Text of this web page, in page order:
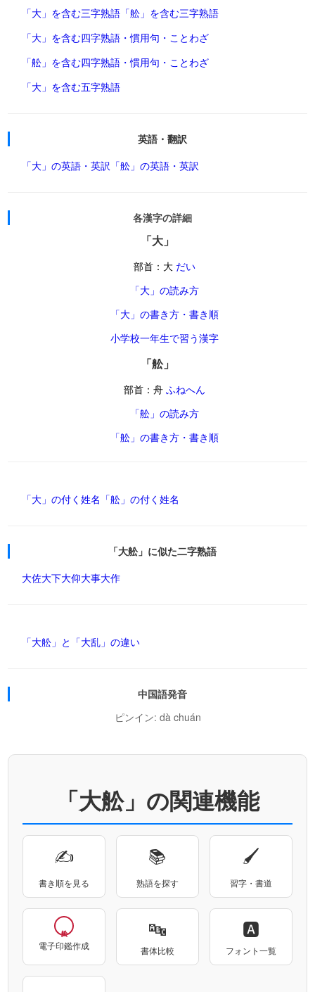
「大」を含む三字熟語 「舩」を含む三字熟語
「大」を含む四字熟語・慣用句・ことわざ
「舩」を含む四字熟語・慣用句・ことわざ
「大」を含む五字熟語
英語・翻訳
「大」の英語・英訳 「舩」の英語・英訳
各漢字の詳細
「大」
部首：大 だい
「大」の読み方
「大」の書き方・書き順
小学校一年生で習う漢字
「舩」
部首：舟 ふねへん
「舩」の読み方
「舩」の書き方・書き順
「大」の付く姓名 「舩」の付く姓名
「大舩」に似た二字熟語
大佐大下大仰大事大作
「大舩」と「大乱」の違い
中国語発音
ピンイン: dà chuán
「大舩」の関連機能
✍
書き順を見る
📚
熟語を探す
🖌
習字・書道
電子印鑑作成
🔤
書体比較
🅰
フォント一覧